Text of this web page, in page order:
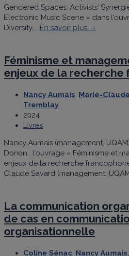
Gendered Spaces: Activists'
Electronic Music Scene » dans
Diversity,... En savoir plus →
Féminisme et
enjeux de la recherche
Nancy Aumais, Marie-
Tremblay
2024
Livres
Nancy Aumais (management,
Dorion, l'ouvrage « Féminisme et
enjeux de la recherche
Claude Savard (management,
La communication
de cas en
organisationnelle
Coline Sénac, Nancy Aumais,